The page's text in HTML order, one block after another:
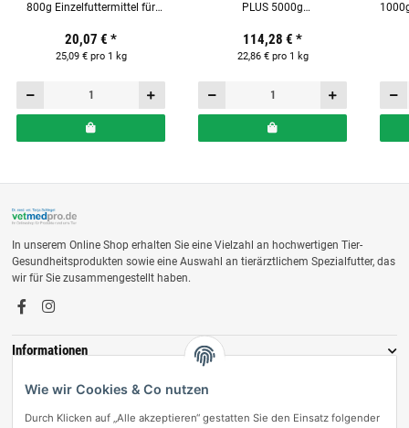
800g Einzelfuttermittel für
20,07 € *
25,09 € pro 1 kg
PLUS 5000g
Pferde
114,28 € *
22,86 € pro 1 kg
In unserem Online Shop erhalten Sie eine Vielzahl an hochwertigen Tier-
Gesundheitsprodukten sowie eine Auswahl an tierärztlichem Spezialfutter, das
wir für Sie zusammengestellt haben.
Informationen
Zahlungsmöglichkeiten
Wie wir Cookies & Co nutzen
Durch Klicken auf „Alle akzeptieren“ gestatten Sie den Einsatz folgender